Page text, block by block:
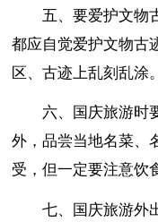
五、要爱护文物
都应自觉爱护文物古
区、古迹上乱刻乱涂。
六、国庆旅游时
外，品尝当地名菜、
受，但一定要注意饮
七、国庆旅游外